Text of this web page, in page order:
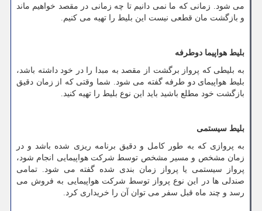
می شود. زمانی که ما نمی دانیم تا چه زمانی در مقصد خواهیم ماند
و بازگشت مان قطعی نیست این بلیط را تهیه می کنیم.
بلیط هواپیما دوطرفه
به بلیطی که پرواز برگشت از مقصد به مبدا را در خود داشته باشد،
بلیط هواپیمای دو طرفه گفته می شود. شما وقتی که از زمان دقیق
بازگشت خود مطلع باشید باید این نوع بلیط را تهیه کنید.
بلیط سیستمی
به پروازی که به طور کامل و دقیق برنامه ریزی شده باشد و در
زمان مشخص و مسیر مشخص توسط شرکت هواپیمایی انجام شود،
پرواز سیستمی یا پرواز زمان بندی شده گفته می شود. تمامی
صندلی ها در این نوع پرواز توسط شرکت هواپیمایی به فروش می
رسد و چند ماه قبل سفر می توان آن را خریداری کرد.